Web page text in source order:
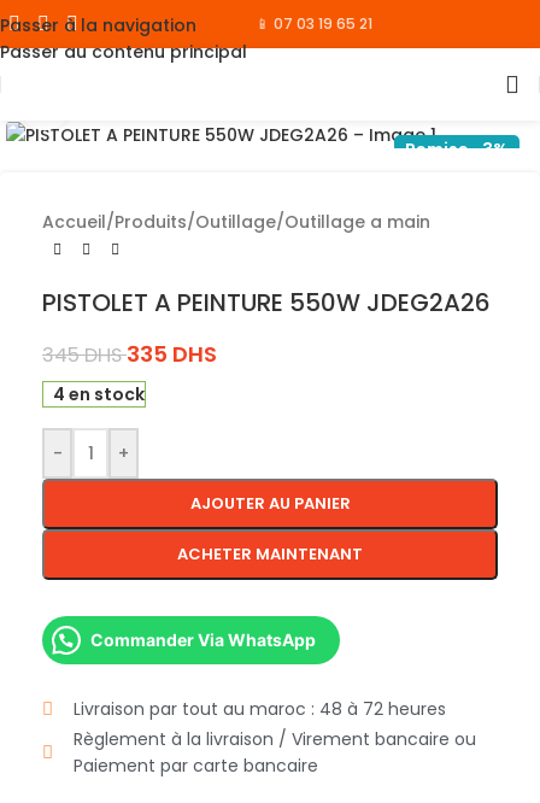
Passer à la navigation
Passer au contenu principal
📱 07 03 19 65 21
Remise -3%
Accueil/Produits/Outillage/Outillage a main
PISTOLET A PEINTURE 550W JDEG2A26
345DHS 335 DHS
4 en stock
- +
AJOUTER AU PANIER
ACHETER MAINTENANT
Commander Via WhatsApp
Livraison par tout au maroc : 48 à 72 heures
Règlement à la livraison / Virement bancaire ou
Paiement par carte bancaire